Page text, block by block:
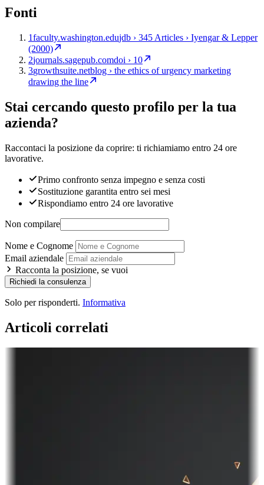
Fonti
1faculty.washington.edujdb › 345 Articles › Iyengar & Lepper
(2000)
2journals.sagepub.comdoi › 10
3growthsuite.netblog › the ethics of urgency marketing
drawing the line
Stai cercando questo profilo per la tua
azienda?
Raccontaci la posizione da coprire: ti richiamiamo entro 24 ore
lavorative.
Primo confronto senza impegno e senza costi
Sostituzione garantita entro sei mesi
Rispondiamo entro 24 ore lavorative
Non compilare
Nome e Cognome
Email aziendale
Racconta la posizione, se vuoi
Richiedi la consulenza
Solo per risponderti. Informativa
Articoli correlati